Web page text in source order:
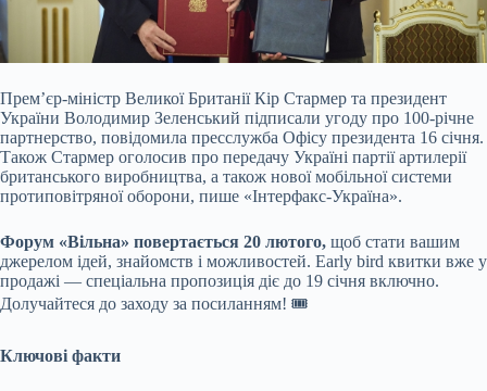
Премʼєр-міністр Великої Британії Кір Стармер та президент
України Володимир Зеленський підписали угоду про 100-річне
партнерство, повідомила пресслужба Офісу президента 16 січня.
Також Стармер оголосив про передачу Україні партії артилерії
британського виробництва, а також нової мобільної системи
протиповітряної оборони, пише «Інтерфакс-Україна».
Форум «Вільна» повертається 20 лютого, щоб стати вашим
джерелом ідей, знайомств і можливостей. Early bird квитки вже у
продажі — спеціальна пропозиція діє до 19 січня включно.
Долучайтеся до заходу за посиланням! 🎟
Ключові факти